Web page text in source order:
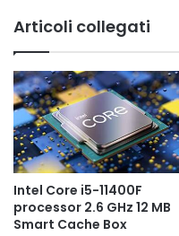
Articoli collegati
Intel Core i5-11400F
processor 2.6 GHz 12 MB
Smart Cache Box